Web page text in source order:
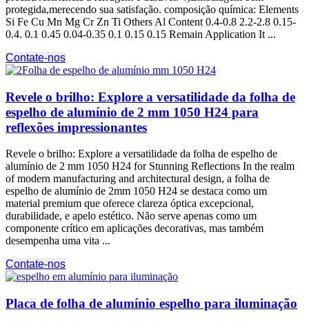
protegida,merecendo sua satisfação. composição química: Elements
Si Fe Cu Mn Mg Cr Zn Ti Others Al Content 0.4-0.8 2.2-2.8 0.15-
0.4. 0.1 0.45 0.04-0.35 0.1 0.15 0.15 Remain Application It ...
Contate-nos
Revele o brilho: Explore a versatilidade da folha de
espelho de alumínio de 2 mm 1050 H24 para
reflexões impressionantes
Revele o brilho: Explore a versatilidade da folha de espelho de
alumínio de 2 mm 1050 H24 for Stunning Reflections In the realm
of modern manufacturing and architectural design, a folha de
espelho de alumínio de 2mm 1050 H24 se destaca como um
material premium que oferece clareza óptica excepcional,
durabilidade, e apelo estético. Não serve apenas como um
componente crítico em aplicações decorativas, mas também
desempenha uma vita ...
Contate-nos
Placa de folha de alumínio espelho para iluminação